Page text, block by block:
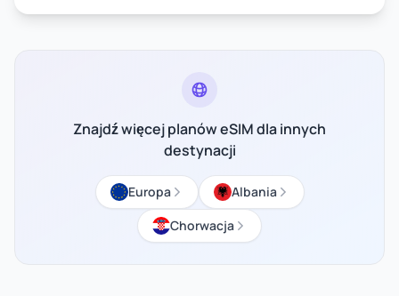
Znajdź więcej planów eSIM dla innych
destynacji
Europa
Albania
Chorwacja